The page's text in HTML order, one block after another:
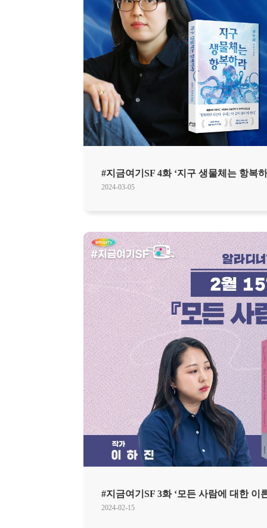
#지금여기SF 4화 ‘지구 생물체는 항복
2024-03-05
#지금여기SF 3화 ‘모든 사람에 대한 이
2024-02-15